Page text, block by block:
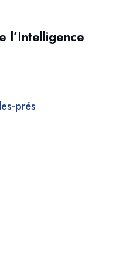
l’Intelligence
prés